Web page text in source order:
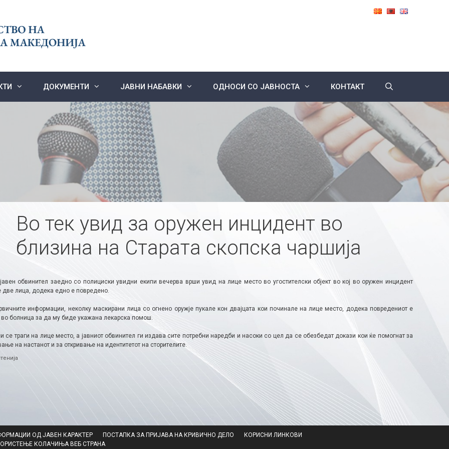
ДОКУМЕНТИ ЈАВНИ НАБАВКИ ОДНОСИ СО ЈАВНОСТА КОНТАКТ
Во тек увид за оружен инцидент во
близина на Старата скопска чаршија
обвинител заедно со полициски увидни екипи вечерва врши увид на лице место во угостителски објект во кој во оружен инцидент
две лица, додека едно е повредено.
информации, неколку маскирани лица со огнено оружје пукале кон двајцата кои починале на лице место, додека повредениот е
болница за да му биде укажана лекарска помош.
се траги на лице место, а јавниот обвинител ги издава сите потребни наредби и насоки со цел да се обезбедат докази кои ќе помогнат за
на настанот и за откривање на идентитетот на сторителите.
ОД ЈАВЕН КАРАКТЕР ПОСТАПКА ЗА ПРИЈАВА НА КРИВИЧНО ДЕЛО
КОРИСНИ ЛИНКОВИ
КОЛАЧИЊА ВЕБ СТРАНА